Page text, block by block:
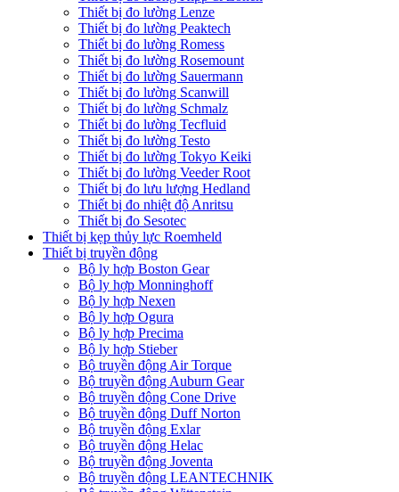
Thiết bị đo lường Lenze
Thiết bị đo lường Peaktech
Thiết bị đo lường Romess
Thiết bị đo lường Rosemount
Thiết bị đo lường Sauermann
Thiết bị đo lường Scanwill
Thiết bị đo lường Schmalz
Thiết bị đo lường Tecfluid
Thiết bị đo lường Testo
Thiết bị đo lường Tokyo Keiki
Thiết bị đo lường Veeder Root
Thiết bị đo lưu lượng Hedland
Thiết bị đo nhiệt độ Anritsu
Thiết bị đo Sesotec
Thiết bị kẹp thủy lực Roemheld
Thiết bị truyền động
Bộ ly hợp Boston Gear
Bộ ly hợp Monninghoff
Bộ ly hợp Nexen
Bộ ly hợp Ogura
Bộ ly hợp Precima
Bộ ly hợp Stieber
Bộ truyền động Air Torque
Bộ truyền động Auburn Gear
Bộ truyền động Cone Drive
Bộ truyền động Duff Norton
Bộ truyền động Exlar
Bộ truyền động Helac
Bộ truyền động Joventa
Bộ truyền động LEANTECHNIK